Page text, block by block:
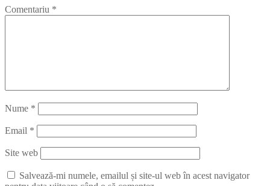
Comentariu *
Nume *
Email *
Site web
Salvează-mi numele, emailul și site-ul web în acest navigator